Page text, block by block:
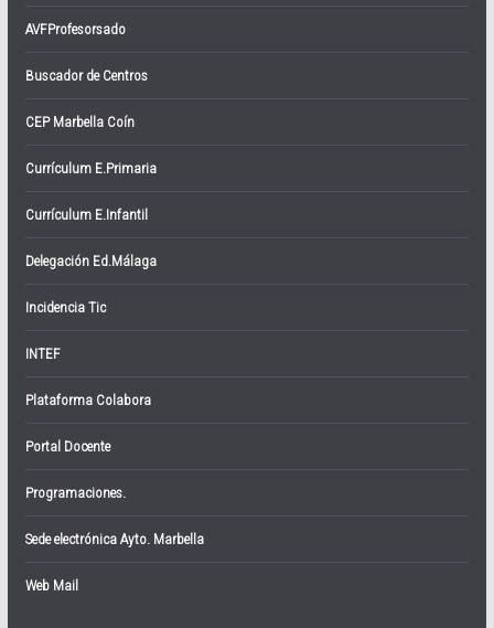
AVFProfesorsado
Buscador de Centros
CEP Marbella Coín
Currículum E.Primaria
Currículum E.Infantil
Delegación Ed.Málaga
Incidencia Tic
INTEF
Plataforma Colabora
Portal Docente
Programaciones.
Sede electrónica Ayto. Marbella
Web Mail